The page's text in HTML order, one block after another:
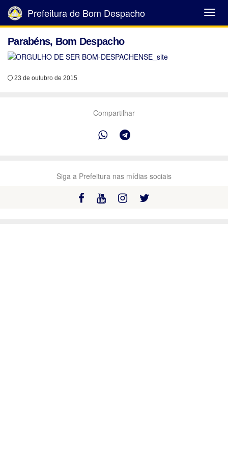
Abrir
Menu
Prefeitura de Bom Despacho
Parabéns, Bom Despacho
23 de outubro de 2015
Compartilhar
Siga a Prefeitura nas mídias sociais